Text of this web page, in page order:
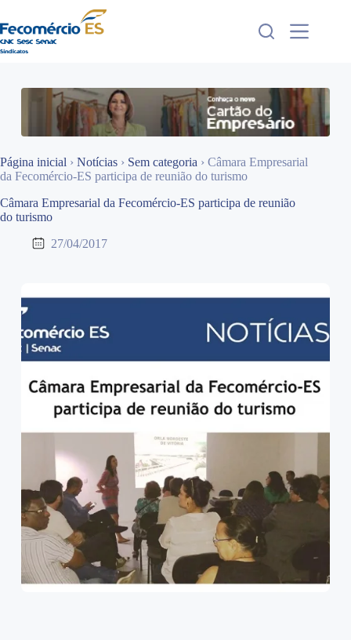
para
o
conteúdo
Página inicial › Notícias › Sem categoria › Câmara Empresarial
da Fecomércio-ES participa de reunião do turismo
Câmara Empresarial da Fecomércio-ES participa de reunião
do turismo
27/04/2017